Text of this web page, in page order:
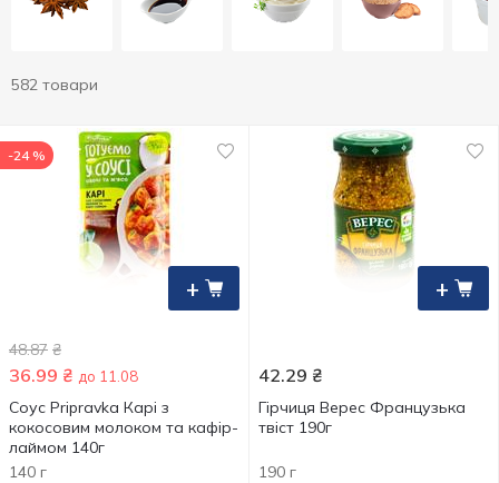
582 товари
+
-24 %
48.87 ₴
36.99 ₴ до 11.08
Соус Pripravka Карі з
кокосовим молоком та кафір-
лаймом 140г
140 г
+
42.29 ₴
Гірчиця Верес Французька
твіст 190г
190 г